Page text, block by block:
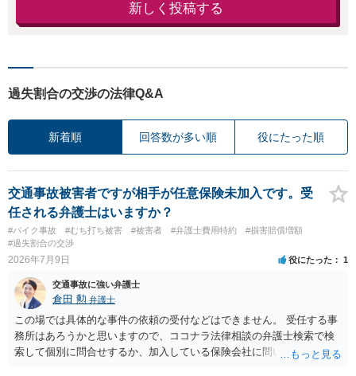
新しく投稿する
過失割合の交渉の法律Q&A
新着順 回答数が多い順 役にたった順
交通事故被害者ですが相手が任意保険未加入です。受
任される弁護士はいますか？
#バイク事故 #むち打ち被害 #被害者 #弁護士費用特約
#損害賠償増額
#過失割合の交渉
2026年7月9日 役にたった 1
交通事故に強い弁護士
倉田 勲 弁護士
この場では具体的な事件の依頼の受付などはできません。 受任する事
務所はあろうかと思いますので、ココナラ法律相談の弁護士検索で検
索して個別に問合せするか、加入している保険会社に問い合わせをし